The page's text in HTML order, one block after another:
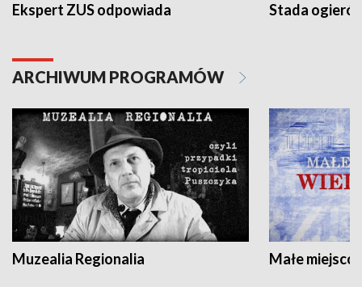
Ekspert ZUS odpowiada Stada
ARCHIWUM PROGRAMÓW
Muzealia Regionalia Małe